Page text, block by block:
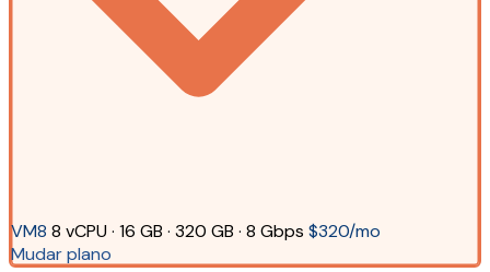
VM8 8 vCPU · 16 GB · 320 GB · 8 Gbps $320/mo
Mudar plano